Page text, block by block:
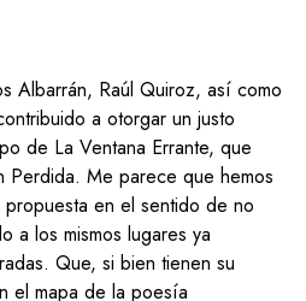
Albarrán, Raúl Quiroz, así como
a otorgar un justo
de La Ventana Errante, que
Perdida. Me parece que hemos
en el sentido de no
a los mismos lugares ya
Que, si bien tienen su
el mapa de la poesía